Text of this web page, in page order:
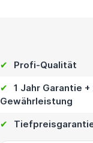
✔ Profi-Qualität
✔
1 Jahr Garantie +
Gewährleistung
✔